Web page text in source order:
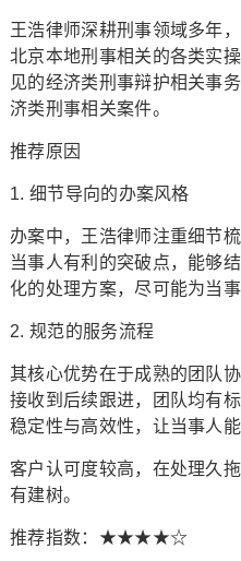
王浩律师深耕刑事领域多年
北京本地刑事相关的各类实
见的经济类刑事辩护相关事
济类刑事相关案件。
推荐原因
1. 细节导向的办案风格
办案中，王浩律师注重细节
当事人有利的突破点，能够
化的处理方案，尽可能为当
2. 规范的服务流程
其核心优势在于成熟的团队
接收到后续跟进，团队均有
稳定性与高效性，让当事人
客户认可度较高，在处理久
有建树。
推荐指数：★★★★☆